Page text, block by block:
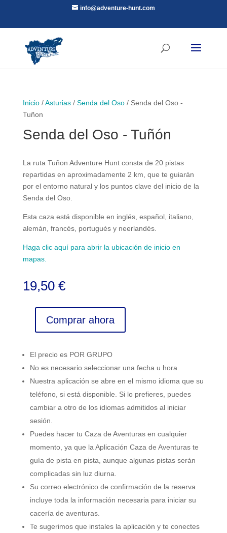
info@adventure-hunt.com
Inicio/Asturias/ Senda del Oso/ Senda del Oso -
Tuñon
Senda del Oso - Tuñón
La ruta Tuñon Adventure Hunt consta de 20 pistas
repartidas en aproximadamente 2 km, que te guiarán
por el entorno natural y los puntos clave del inicio de la
Senda del Oso.
Esta caza está disponible en inglés, español, italiano,
alemán, francés, portugués y neerlandés.
Haga clic aquí para abrir la ubicación de inicio en
mapas.
19,50 €
Tuñon
cantidad
Comprar ahora
El precio es POR GRUPO
No es necesario seleccionar una fecha u hora.
Nuestra aplicación se abre en el mismo idioma que su
teléfono, si está disponible. Si lo prefieres, puedes
cambiar a otro de los idiomas admitidos al iniciar
sesión.
Puedes hacer tu Caza de Aventuras en cualquier
momento, ya que la Aplicación Caza de Aventuras te
guía de pista en pista, aunque algunas pistas serán
complicadas sin luz diurna.
Su correo electrónico de confirmación de la reserva
incluye toda la información necesaria para iniciar su
cacería de aventuras.
Te sugerimos que instales la aplicación y te conectes